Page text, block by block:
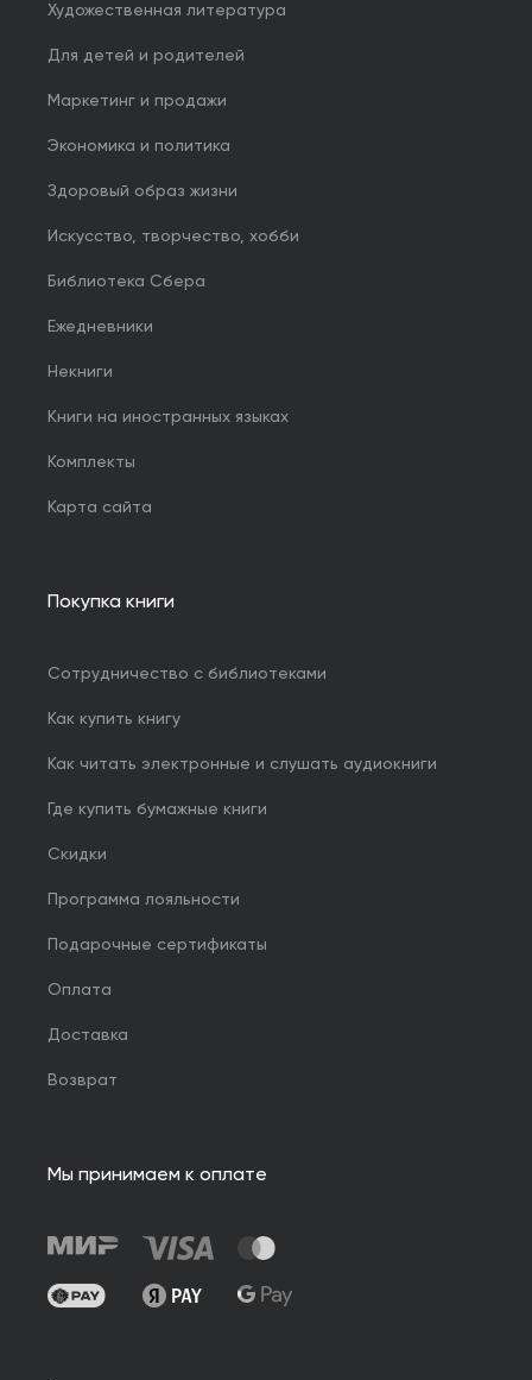
Художественная литература
Для детей и родителей
Маркетинг и продажи
Экономика и политика
Здоровый образ жизни
Искусство, творчество, хобби
Библиотека Сбера
Ежедневники
Некниги
Книги на иностранных языках
Комплекты
Карта сайта
Покупка книги
Сотрудничество с библиотеками
Как купить книгу
Как читать электронные и слушать аудиокниги
Где купить бумажные книги
Скидки
Программа лояльности
Подарочные сертификаты
Оплата
Доставка
Возврат
Мы принимаем к оплате